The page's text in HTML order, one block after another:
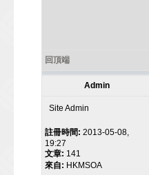
回頂端
Admin
Site Admin
註冊時間: 2013-05-08,
19:27
文章: 141
來自: HKMSOA